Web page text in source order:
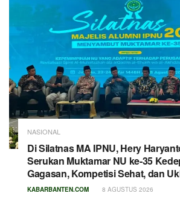
NASIONAL
Di Silatnas MA IPNU, Hery
Serukan Muktamar NU ke-35
Gagasan, Kompetisi Sehat, dan
KABARBANTEN.COM 8 AGUSTUS 2026